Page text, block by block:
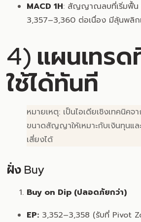
MACD 1H: สัญญาณลบที่เริ่มฟื้น
3,357–3,360 ต่อเนื่อง มีลุ้นพลิก
4) แผนเทร
ใช้ได้ทันที
หมายเหตุ: เป็นไอเดียเชิงเทคนิค
ขนาดสัญญาให้เหมาะกับเงินทุนแล
เสี่ยงได้
ฝั่ง Buy
Buy on Dip (ปลอดภัยกว่า)
EP: 3,352–3,358 (รับที่ Pivot